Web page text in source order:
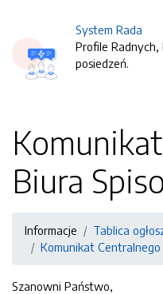
System Rada
Profile
posiedzeń.
Biura
Informacje
Tablica
Komunikat
Szanowni Państwo,